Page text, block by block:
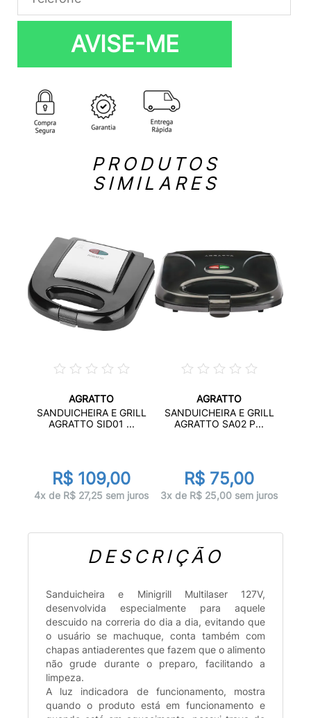
AVISE-ME
PRODUTOS
SIMILARES
AGRATTO
SANDUICHEIRA E GRILL
AGRATTO SID01 ...
R$ 109,00
4x de R$ 27,25 sem juros
AGRATTO
SANDUICHEIRA E GRILL
AGRATTO SA02 P...
R$ 75,00
3x de R$ 25,00 sem juros
DESCRIÇÃO
Sanduicheira e Minigrill Multilaser 127V,
desenvolvida especialmente para aquele
descuido na correria do dia a dia, evitando que
o usuário se machuque, conta também com
chapas antiaderentes que fazem que o alimento
não grude durante o preparo, facilitando a
limpeza.
A luz indicadora de funcionamento, mostra
quando o produto está em funcionamento e